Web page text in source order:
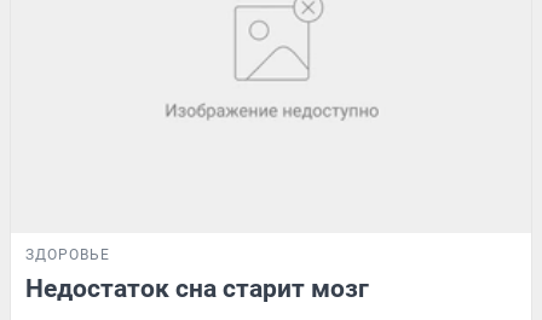
ЗДОРОВЬЕ
Недостаток сна старит мозг